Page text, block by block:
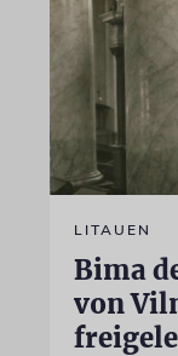
LITAUEN
Bima
von